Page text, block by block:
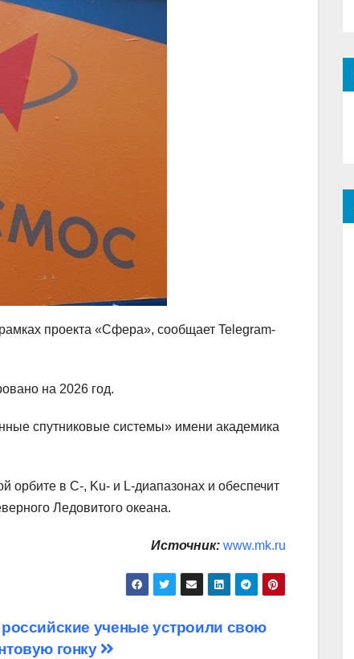
проекта «Сфера», сообщает Telegram-
на 2026 год.
спутниковые системы» имени академика
орбите в С-, Ku- и L-диапазонах и обеспечит
Ледовитого океана.
Источник: www.mk.ru
российские ученые устроили свою
гонку